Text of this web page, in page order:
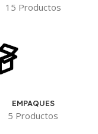
15 Productos
EMPAQUES
5 Productos